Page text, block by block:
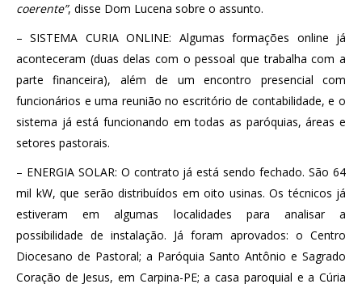
coerente”, disse Dom Lucena sobre o assunto.
– SISTEMA CURIA ONLINE: Algumas formações online já
aconteceram (duas delas com o pessoal que trabalha com a
parte financeira), além de um encontro presencial com
funcionários e uma reunião no escritório de contabilidade, e o
sistema já está funcionando em todas as paróquias, áreas e
setores pastorais.
– ENERGIA SOLAR: O contrato já está sendo fechado. São 64
mil kW, que serão distribuídos em oito usinas. Os técnicos já
estiveram em algumas localidades para analisar a
possibilidade de instalação. Já foram aprovados: o Centro
Diocesano de Pastoral; a Paróquia Santo Antônio e Sagrado
Coração de Jesus, em Carpina-PE; a casa paroquial e a Cúria